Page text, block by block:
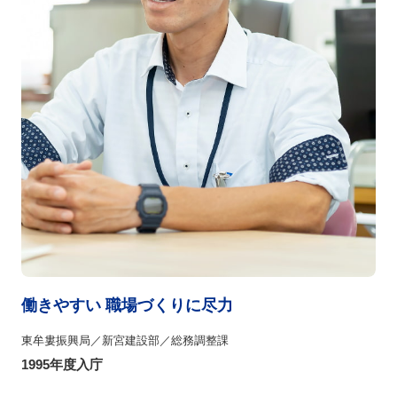
働きやすい 職場づくりに尽力
東牟婁振興局／新宮建設部／総務調整課
1995年度入庁